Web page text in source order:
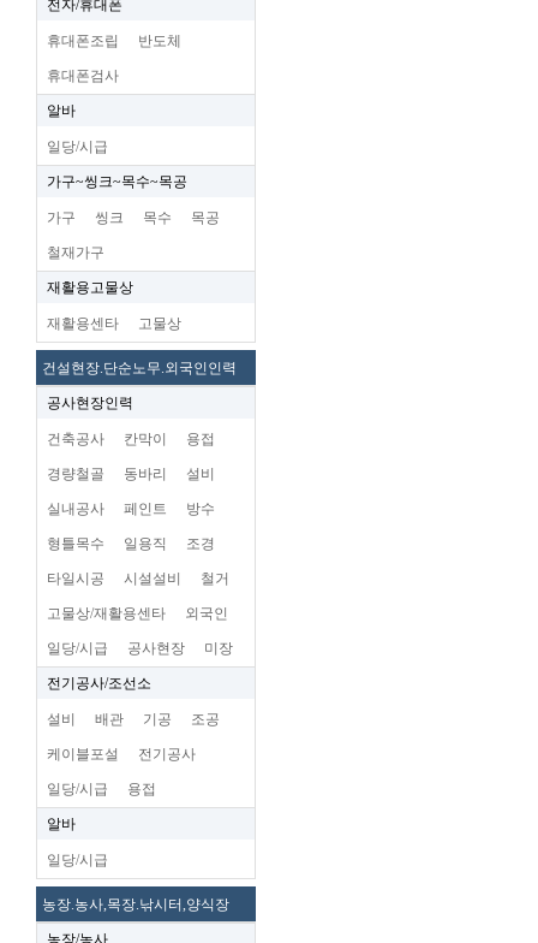
전자/휴대폰
휴대폰조립 반도체
휴대폰검사
알바
일당/시급
가구~씽크~목수~목공
가구 씽크 목수 목공
철재가구
재활용고물상
재활용센타 고물상
건설현장.단순노무.외국인인력
공사현장인력
건축공사 칸막이 용접
경량철골 동바리 설비
실내공사 페인트 방수
형틀목수 일용직 조경
타일시공 시설설비 철거
고물상/재활용센타 외국인
일당/시급 공사현장 미장
전기공사/조선소
설비 배관 기공 조공
케이블포설 전기공사
일당/시급 용접
알바
일당/시급
농장.농사,목장.낚시터,양식장
농장/농사